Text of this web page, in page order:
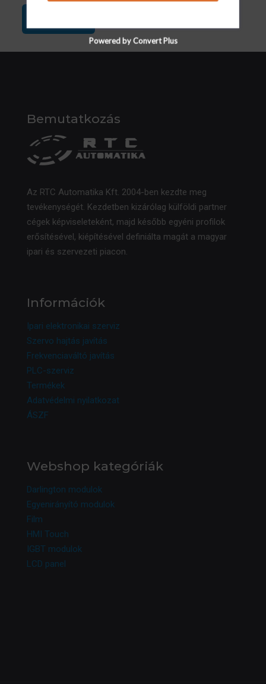
Bemutatkozás
Az RTC Automatika Kft. 2004-ben kezdte meg
tevékenységét. Kezdetben kizárólag külföldi partner
cégek képviseleteként, majd később egyéni profilok
erősítésével, kiépítésével definiálta magát a magyar
ipari és szervezeti piacon.
Információk
Ipari elektronikai szerviz
Szervo hajtás javítás
Frekvenciaváltó javítás
PLC-szerviz
Termékek
Adatvédelmi nyilatkozat
ÁSZF
Webshop kategóriák
Darlington modulok
Egyenirányító modulok
Film
HMI Touch
IGBT modulok
LCD panel
Powered by Convert Plus